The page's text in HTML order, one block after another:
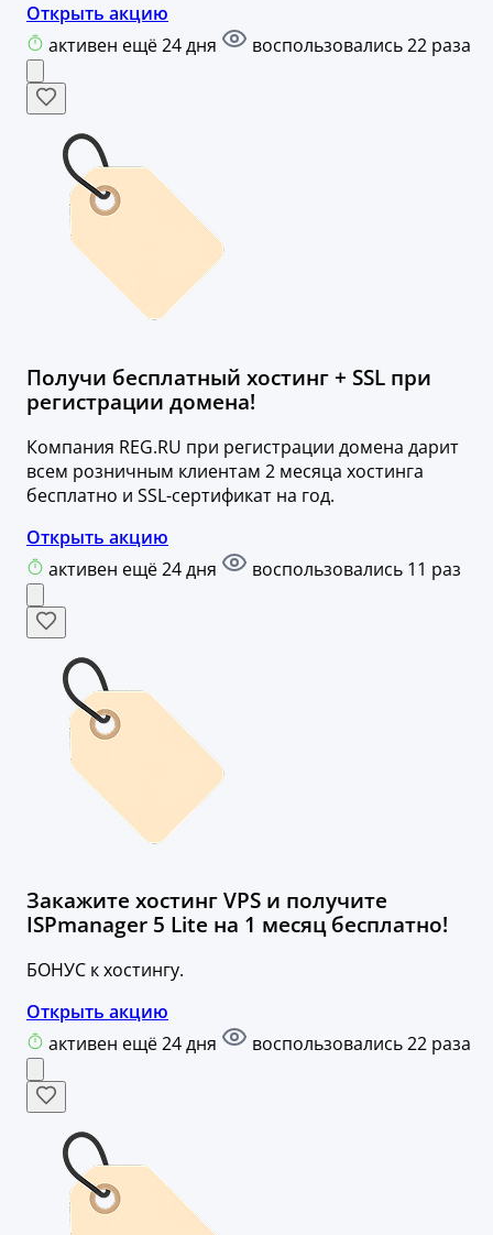
Открыть акцию
активен ещё 24 дня
воспользовались 22 раза
Получи бесплатный хостинг + SSL при
регистрации домена!
Компания REG.RU при регистрации домена дарит
всем розничным клиентам 2 месяца хостинга
бесплатно и SSL-сертификат на год.
Открыть акцию
активен ещё 24 дня
воспользовались 11 раз
Закажите хостинг VPS и получите
ISPmanager 5 Lite на 1 месяц бесплатно!
БОНУС к хостингу.
Открыть акцию
активен ещё 24 дня
воспользовались 22 раза